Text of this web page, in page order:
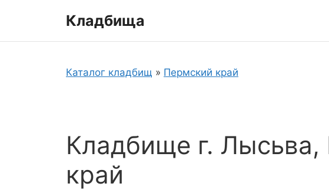
Кладбища
Каталог кладбищ » Пермский край
Кладбище г.
край